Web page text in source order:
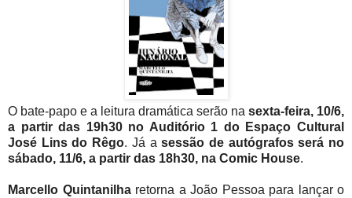
O bate-papo e a leitura dramática serão na sexta-feira, 10/6,
a partir das 19h30 no Auditório 1 do Espaço Cultural
José Lins do Rêgo. Já asessão de autógrafos será no
sábado, 11/6, a partir das 18h30, na Comic House.
Marcello Quintanilharetorna a João Pessoa para lançar o